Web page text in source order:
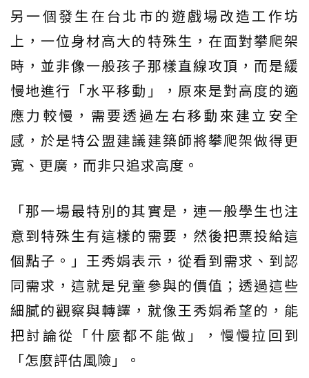
另一個發生在台北市的遊戲場改造工作坊
上，一位身材高大的特殊生，在面對攀爬架
時，並非像一般孩子那樣直線攻頂，而是緩
慢地進行「水平移動」，原來是對高度的適
應力較慢，需要透過左右移動來建立安全
感，於是特公盟建議建築師將攀爬架做得更
寬、更廣，而非只追求高度。
「那一場最特別的其實是，連一般學生也注
意到特殊生有這樣的需要，然後把票投給這
個點子。」王秀娟表示，從看到需求、到認
同需求，這就是兒童參與的價值；透過這些
細膩的觀察與轉譯，就像王秀娟希望的，能
把討論從「什麼都不能做」，慢慢拉回到
「怎麼評估風險」。